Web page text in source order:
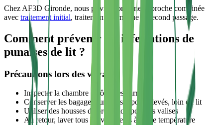
Chez AF3D Gironde, nous privilégions une approche combinée
avec traitement initial, traitement thermique et second passage.
Comment prévenir les infestations de
punaises de lit ?
Précautions lors des voyages
Inspecter la chambre d'hôtel dès l'arrivée
Conserver les bagages sur des supports élevés, loin du lit
Utiliser des housses de protection pour les valises
Au retour, laver tous les vêtements à haute température